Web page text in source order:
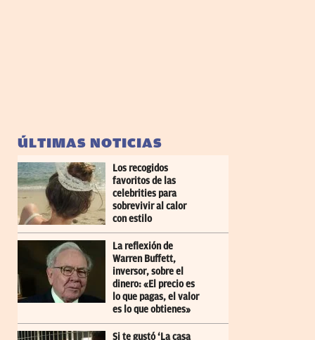
ÚLTIMAS NOTICIAS
Los recogidos
favoritos de las
celebrities para
sobrevivir al calor
con estilo
La reflexión de
Warren Buffett,
inversor, sobre el
dinero: «El precio es
lo que pagas, el valor
es lo que obtienes»
Si te gustó ‘La casa